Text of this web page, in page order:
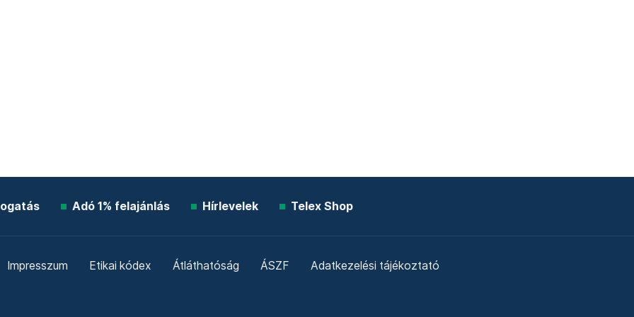
Adó 1% felajánlás Hírlevelek Telex Shop
Impresszum Etikai kódex Átláthatóság ÁSZF Adatkezelési tájékoztató